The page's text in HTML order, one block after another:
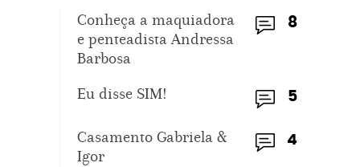
8
Conheça a maquiadora
e penteadista Andressa
Barbosa
5
Eu disse SIM!
4
Casamento Gabriela &
Igor